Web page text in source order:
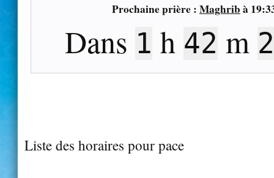
Prochaine prière : Maghrib à
Dans 1 h 42 m
Liste des horaires pour pace